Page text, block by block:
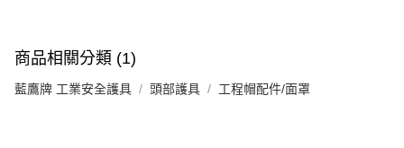
商品相關分類 (1)
藍鷹牌 工業安全護具 頭部護具 工程帽配件/面罩